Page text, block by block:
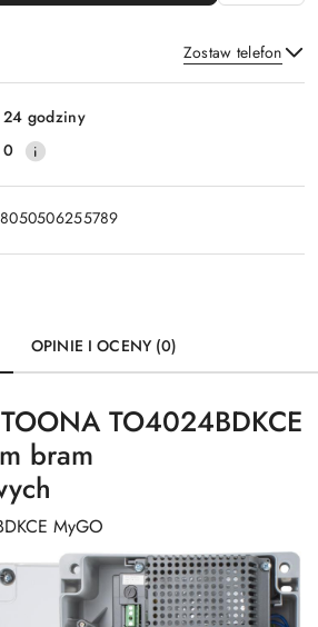
Zostaw telefon
Wyślij
24 godziny
0
8050506255789
OPINIE I OCENY (0)
TO4024BDKCE
bram
MyGO